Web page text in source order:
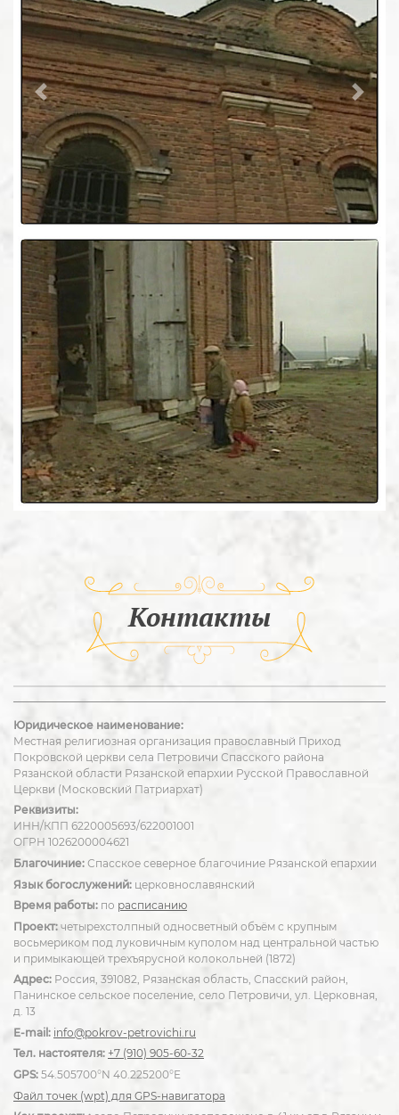
Previous Next
Контакты
Юридическое наименование:
Местная религиозная организация православный Приход
Покровской церкви села Петровичи Спасского района
Рязанской области Рязанской епархии Русской Православной
Церкви (Московский Патриархат)
Реквизиты:
ИНН/КПП 6220005693/622001001
ОГРН 1026200004621
Благочиние: Спасское северное благочиние Рязанской епархии
Язык богослужений: церковнославянский
Время работы: по расписанию
Проект: четырехстолпный односветный объём с крупным
восьмериком под луковичным куполом над центральной частью
и примыкающей трехъярусной колокольней (1872)
Адрес: Россия, 391082, Рязанская область, Спасский район,
Панинское сельское поселение, село Петровичи, ул. Церковная,
д. 13
E-mail: info@pokrov-petrovichi.ru
Тел. настоятеля: +7 (910) 905-60-32
GPS: 54.505700°N 40.225200°E
Файл точек (wpt) для GPS-навигатора